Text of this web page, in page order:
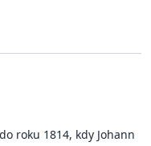
roku 1814, kdy Johann